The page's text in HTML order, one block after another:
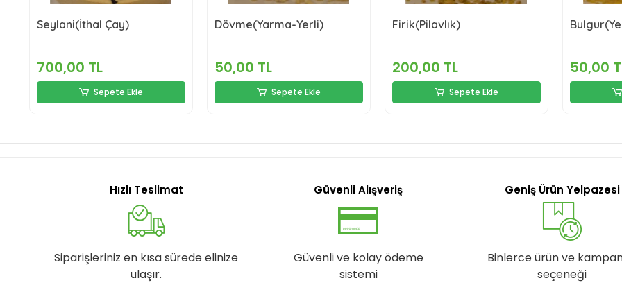
Seylani(İthal Çay)
700,00 TL
Sepete Ekle
Dövme(Yarma-Yerli)
50,00 TL
Sepete Ekle
Firik(Pilavlık)
200,00 TL
Sepete Ekle
50,00
Hızlı Teslimat
Siparişleriniz en kısa sürede elinize
ulaşır.
Güvenli Alışveriş
Güvenli ve kolay ödeme
sistemi
Geniş Ürün Yelpazesi
Binlerce ürün ve
seçeneği